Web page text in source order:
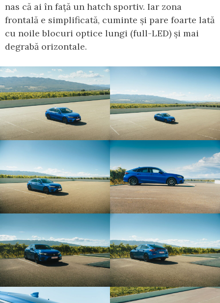
nas că ai în față un hatch sportiv. Iar zona
frontală e simplificată, cuminte și pare foarte lată
cu noile blocuri optice lungi (full-LED) și mai
degrabă orizontale.